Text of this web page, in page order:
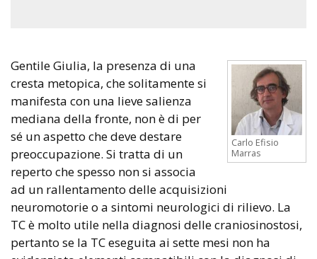
Carlo Efisio
Marras
Gentile Giulia, la presenza di una
cresta metopica, che solitamente si
manifesta con una lieve salienza
mediana della fronte, non è di per
sé un aspetto che deve destare
preoccupazione. Si tratta di un
reperto che spesso non si associa
ad un rallentamento delle acquisizioni
neuromotorie o a sintomi neurologici di rilievo. La
TC è molto utile nella diagnosi delle craniosinostosi,
pertanto se la TC eseguita ai sette mesi non ha